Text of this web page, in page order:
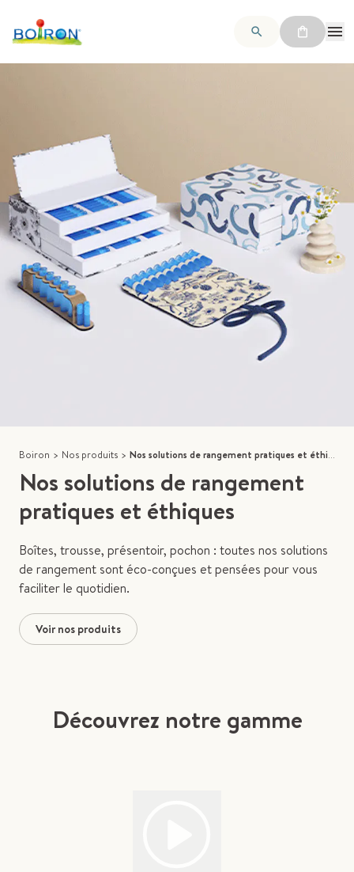
Boiron > Nos produits > Nos solutions de rangement pratiques et éthiques
Nos solutions de rangement
pratiques et éthiques
Boîtes, trousse, présentoir, pochon : toutes nos solutions
de rangement sont éco-conçues et pensées pour vous
faciliter le quotidien.
Voir nos produits
Découvrez notre gamme